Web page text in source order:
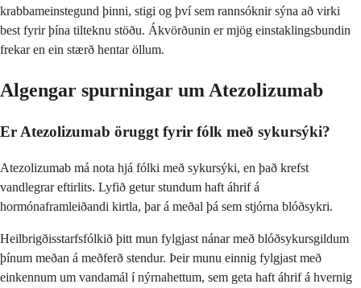
krabbameinstegund þinni, stigi og því sem rannsóknir sýna að virki
best fyrir þína tilteknu stöðu. Ákvörðunin er mjög einstaklingsbundin
frekar en ein stærð hentar öllum.
Algengar spurningar um Atezolizumab
Er Atezolizumab öruggt fyrir fólk með sykursýki?
Atezolizumab má nota hjá fólki með sykursýki, en það krefst
vandlegrar eftirlits. Lyfið getur stundum haft áhrif á
hormónaframleiðandi kirtla, þar á meðal þá sem stjórna blóðsykri.
Heilbrigðisstarfsfólkið þitt mun fylgjast nánar með blóðsykursgildum
þínum meðan á meðferð stendur. Þeir munu einnig fylgjast með
einkennum um vandamál í nýrnahettum, sem geta haft áhrif á hvernig